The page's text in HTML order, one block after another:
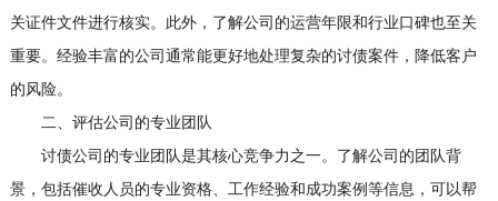
关证件文件进行核实。此外，了解公司的运营年限和行业口碑也至关
重要。经验丰富的公司通常能更好地处理复杂的讨债案件，降低客户
的风险。
二、评估公司的专业团队
讨债公司的专业团队是其核心竞争力之一。了解公司的团队背
景，包括催收人员的专业资格、工作经验和成功案例等信息，可以帮